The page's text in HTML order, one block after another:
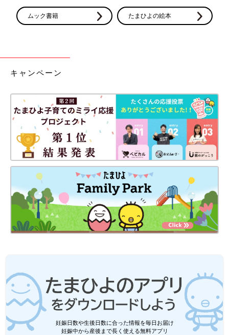
「悩んでいるってことは、頑張っている
てもらいました。
Tomy先生がつぶやくたったひと言は、読む人の心にかかったも
やをスッと晴らしてくれます。それは、先生自身が人生の悩みに
向き合って生まれた言葉だからなのでしょう。「子育てしたこと
がないからとくにママやパパに向けてつぶやいているわけではな
いけど、人の悩みや不安などの普遍的なことに寄り添う内容にし
たいわ」とTomy先生は言います。
●記事の内容は記事執筆当時の情報であり、現在と異なる場合が
あります。
精神科医Tomy
ムック書籍 たまひよの絵本
キャンペーン
妊娠日数や生後日数に合った情報を毎日お届け
妊娠中から産後まで長く使える無料アプリ